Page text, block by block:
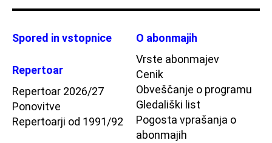
Spored in vstopnice
Repertoar
Repertoar 2026/27
Ponovitve
Repertoarji od 1991/92
O abonmajih
Vrste abonmajev
Cenik
Obveščanje o programu
Gledališki list
Pogosta vprašanja o
abonmajih